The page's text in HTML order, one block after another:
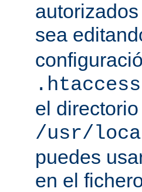
sea
.htaccess
el directorio
/usr/
puedes
en el